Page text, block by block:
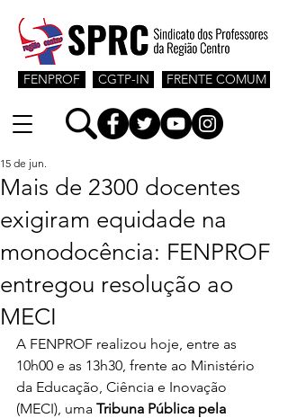
CGTP-IN
FENPROF FRENTE COMUM
Mais de 2300 docentes
exigiram equidade na
monodocência: FENPROF
entregou resolução ao
MECI
15 de jun.
A FENPROF realizou hoje, entre as
10h00 e as 13h30, frente ao Ministério
da Educação, Ciência e Inovação
(MECI), uma Tribuna Pública pela